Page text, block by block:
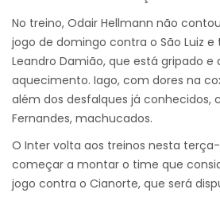
No treino, Odair Hellmann não
jogo de domingo contra o São Luiz
Leandro Damião, que está gripado e
aquecimento. Iago, com dores na
além dos desfalques já conhecidos,
Fernandes, machucados.
O Inter volta aos treinos nesta
começar a montar o time que
jogo contra o Cianorte, que será